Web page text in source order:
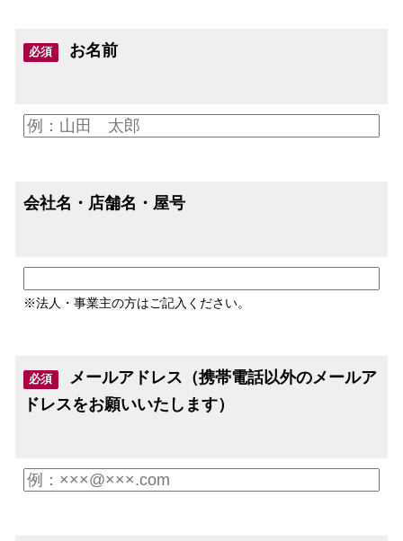
必須 お名前
会社名・店舗名・屋号
※法人・事業主の方はご記入ください。
必須
メールアドレス（携帯電話以外のメールア
ドレスをお願いいたします）